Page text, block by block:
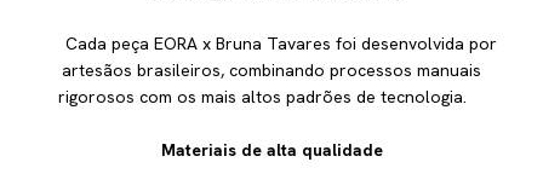
Cada peça EORA x Bruna Tavares foi desenvolvida por
artesãos brasileiros, combinando processos manuais
rigorosos com os mais altos padrões de tecnologia.
Materiais de alta qualidade